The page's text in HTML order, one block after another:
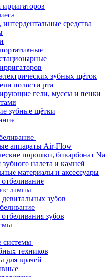
ирригаторов
средства
зубных щёток
полости рта
гели, муссы и пенки
зубные щётки
аппараты Air-Flow
порошки, бикарбонат Na
зубного налета и камней
материалы и аксессуары
лампы
зубов
зубов
техников
для врачей